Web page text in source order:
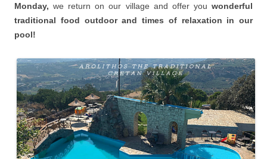
Monday, we return on our village and offer you wonderful
traditional food outdoor and times of relaxation in our
pool!